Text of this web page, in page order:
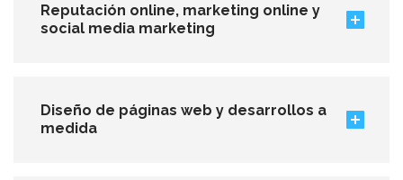
Reputación online, marketing online y
social media marketing
Diseño de páginas web y desarrollos a
medida